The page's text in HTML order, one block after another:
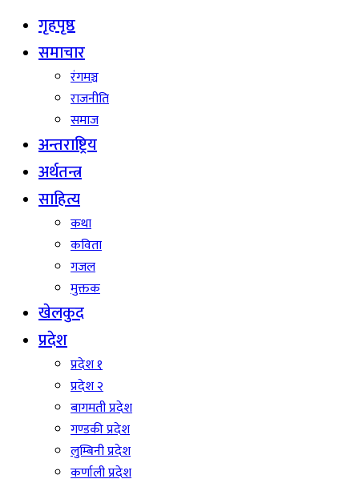
गृहपृष्ठ
समाचार
रंगमञ्च
राजनीति
समाज
अन्तराष्ट्रिय
अर्थतन्त्र
साहित्य
कथा
कविता
गजल
मुक्तक
खेलकुद
प्रदेश
प्रदेश १
प्रदेश २
बागमती प्रदेश
गण्डकी प्रदेश
लुम्बिनी प्रदेश
कर्णाली प्रदेश